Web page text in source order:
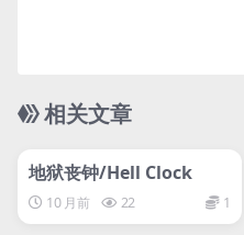
相关文章
网盘下载游戏
地狱丧钟/Hell Clock
10 月前 22 1